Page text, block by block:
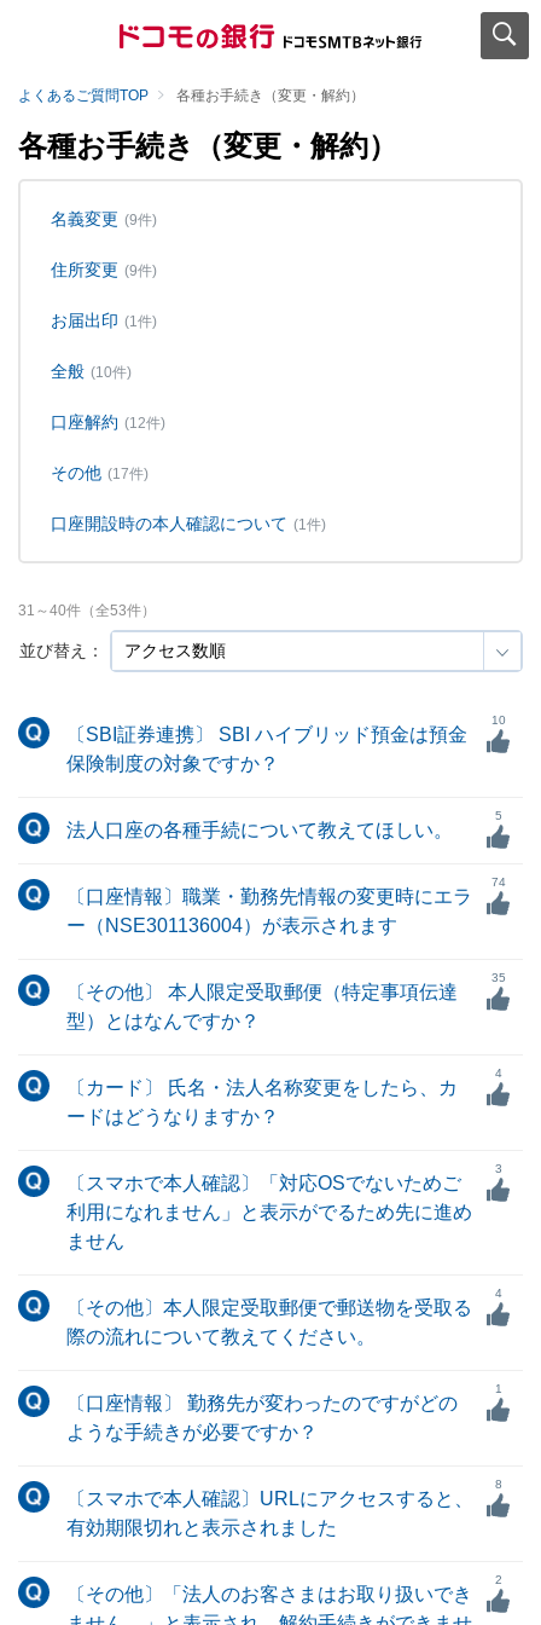
よくあるご質問TOP 各種お手続き（変更・解約）
各種お手続き（変更・解約）
名義変更 (9件)
住所変更 (9件)
お届出印 (1件)
全般 (10件)
口座解約 (12件)
その他 (17件)
口座開設時の本人確認について (1件)
並び替え：
31 ～40件（全53件）
〔SBI証券連携〕 SBI ハイブリッド預金は預金
保険制度の対象ですか？
10
法人口座の各種手続について教えてほしい。
5
〔口座情報〕職業・勤務先情報の変更時にエラ
ー（NSE301136004）が表示されます
74
〔その他〕 本人限定受取郵便（特定事項伝達
型）とはなんですか？
35
〔カード〕 氏名・法人名称変更をしたら、カ
ードはどうなりますか？
4
〔スマホで本人確認〕「対応OSでないためご
利用になれません」と表示がでるため先に進め
ません
3
〔その他〕本人限定受取郵便で郵送物を受取る
際の流れについて教えてください。
4
〔口座情報〕 勤務先が変わったのですがどの
ような手続きが必要ですか？
1
〔スマホで本人確認〕URLにアクセスすると、
有効期限切れと表示されました
8
〔その他〕「法人のお客さまはお取り扱いでき
2